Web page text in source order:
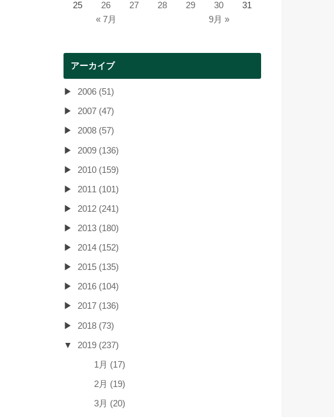
« 7月 9月 »
25
26 27 28 29 30 31
アーカイブ
2006 (51)
2007 (47)
2008 (57)
2009 (136)
2010 (159)
2011 (101)
2012 (241)
2013 (180)
2014 (152)
2015 (135)
2016 (104)
2017 (136)
2018 (73)
2019 (237)
1月 (17)
2月 (19)
3月 (20)